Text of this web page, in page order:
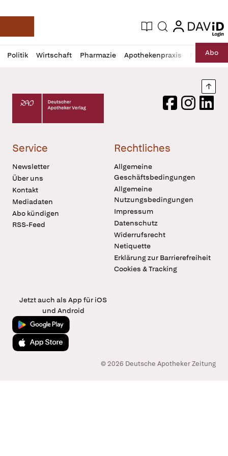
Deutsche Apotheker Zeitung
Aktuelle Ausgabe
Suche login
login
Politik Wirtschaft Pharmazie Apothekenpraxis RechtAbo
Profil
öffnen
Daz
Pur
Deutscher Apotheker Verlag Logo
FacebookInstagram
Service
Newsletter
Über uns
Kontakt
Mediadaten
Abo kündigen
RSS-Feed
Rechtliches
Allgemeine
Geschäftsbedingungen
Allgemeine
Nutzungsbedingungen
Impressum
Datenschutz
Widerrufsrecht
Netiquette
Erklärung zur Barrierefreiheit
Cookies & Tracking
Jetzt auch als App für iOS
und Android
Jetzt bei Google Play
Laden im App Store
© 2026 Deutsche Apotheker Zeitung